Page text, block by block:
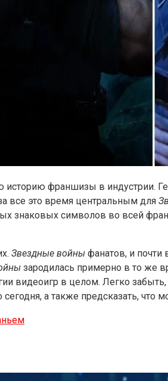
франшизы в индустрии.
все это время центральным для
символов во всей
Звездные войны фанатов, и почти
зародилась примерно в то же
видеоигр в целом. Легко
а также предсказать, что